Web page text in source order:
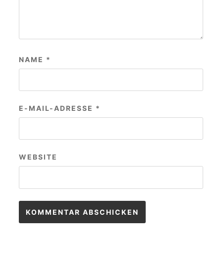
NAME *
E-MAIL-ADRESSE *
WEBSITE